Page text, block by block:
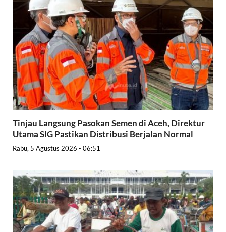
Tinjau Langsung Pasokan Semen di Aceh, Direktur
Utama SIG Pastikan Distribusi Berjalan Normal
Rabu, 5 Agustus 2026 - 06:51